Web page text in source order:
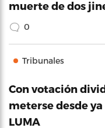
muerte de dos
0
Tribunales
Con votación
meterse desde
LUMA